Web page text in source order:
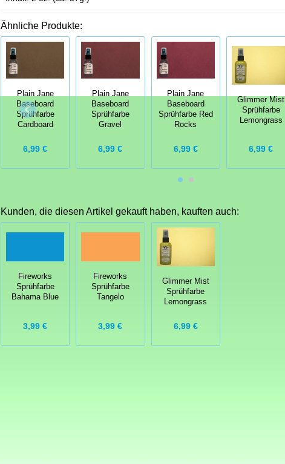
Ähnliche Produkte:
Plain Jane
Baseboard
Sprühfarbe
Cardboard
6,99 €
Plain Jane
Baseboard
Sprühfarbe
Gravel
6,99 €
Plain Jane
Baseboard
Sprühfarbe Red
Rocks
6,99 €
Glimmer Mist
Sprühfarbe
Lemongrass
6,99 €
Kunden, die diesen Artikel gekauft haben, kauften auch:
Fireworks
Sprühfarbe
Bahama Blue
3,99 €
Fireworks
Sprühfarbe
Tangelo
3,99 €
Glimmer Mist
Sprühfarbe
Lemongrass
6,99 €